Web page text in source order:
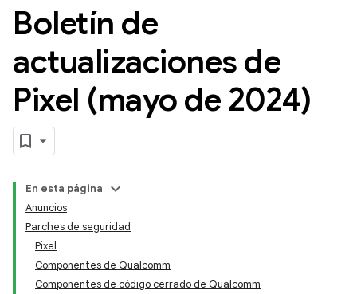
Boletín de
actualizaciones de
Pixel (mayo de 2024)
En esta página
Anuncios
Parches de seguridad
Pixel
Componentes de Qualcomm
Componentes de código cerrado de Qualcomm